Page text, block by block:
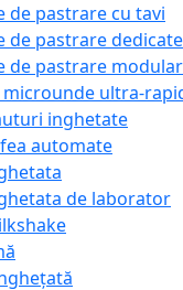
de pastrare cu tavi
de pastrare dedicate
de pastrare
microunde ultra-
inghetate
automate
de laborator